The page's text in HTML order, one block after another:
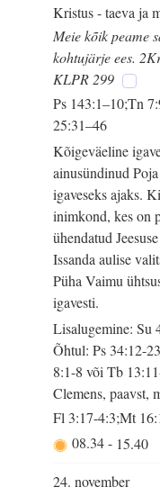
Kristus - taeva ja
Meie kõik peame
kohtujärje ees.
KLPR 299
Ps 143:1–10;Tn
25:31–46
Kõigeväeline
ainusündinud
igaveseks ajaks.
inimkond, kes on
ühendatud
Issanda aulise
Püha Vaimu
igavesti.
Lisalugemine: Su
Õhtul: Ps 34:12-
8:1-8 või Tb
Clemens, paavst,
Fl 3:17-4:3;Mt
08.34- 15.40
24. november